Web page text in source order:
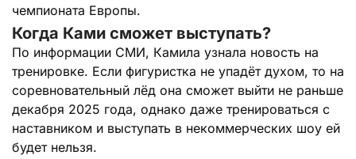
чемпионата Европы.
Когда Ками сможет выступать?
По информации СМИ, Камила узнала новость на
тренировке. Если фигуристка не упадёт духом, то на
соревновательный лёд она сможет выйти не раньше
декабря 2025 года, однако даже тренироваться с
наставником и выступать в некоммерческих шоу ей
будет нельзя.